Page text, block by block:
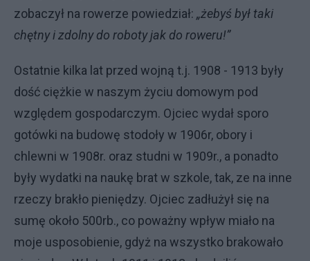
zobaczył na rowerze powiedział: „żebyś był taki
chętny i zdolny do roboty jak do roweru!”
Ostatnie kilka lat przed wojną t.j. 1908 - 1913 były
dość ciężkie w naszym życiu domowym pod
względem gospodarczym. Ojciec wydał sporo
gotówki na budowę stodoły w 1906r, obory i
chlewni w 1908r. oraz studni w 1909r., a ponadto
były wydatki na naukę brat w szkole, tak, ze na inne
rzeczy brakło pieniędzy. Ojciec zadłużył się na
sumę około 500rb., co poważny wpływ miało na
moje usposobienie, gdyż na wszystko brakowało